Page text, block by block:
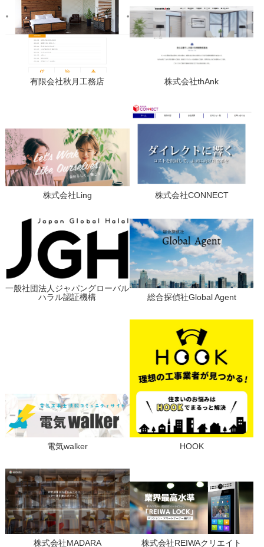
有限会社秋月工務店 株式会社thAnk
株式会社Ling 株式会社CONNECT
一般社団法人ジャパングローバル
ハラル認証機構
総合探偵社Global Agent
電気walker HOOK
株式会社MADARA 株式会社REIWAクリエイト